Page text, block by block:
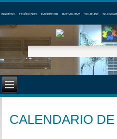
INGRESO TELÉFONOS FACEBOOK INSTAGRAM YOUTUBE SIU
CALENDARIO